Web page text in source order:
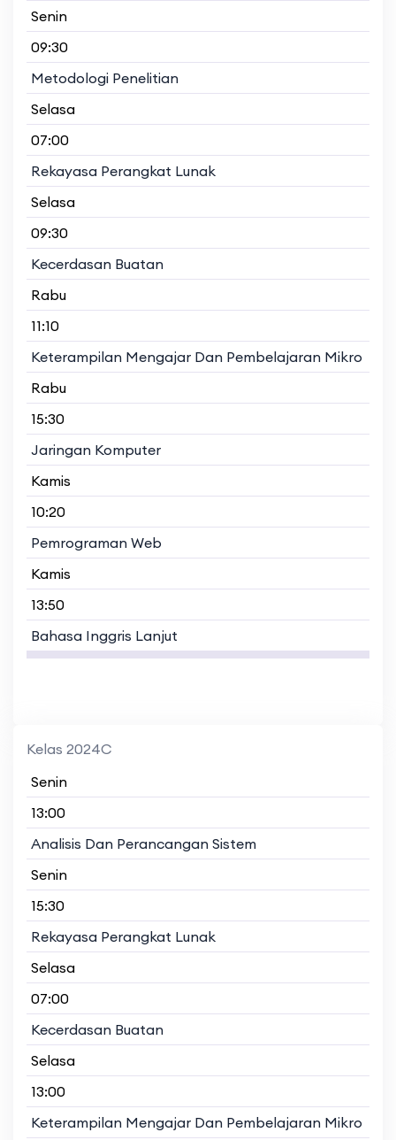
Senin
09:30
Metodologi Penelitian
Selasa
07:00
Rekayasa Perangkat Lunak
Selasa
09:30
Kecerdasan Buatan
Rabu
11:10
Keterampilan Mengajar Dan Pembelajaran Mikro
Rabu
15:30
Jaringan Komputer
Kamis
10:20
Pemrograman Web
Kamis
13:50
Bahasa Inggris Lanjut
Kelas 2024C
Senin
13:00
Analisis Dan Perancangan Sistem
Senin
15:30
Rekayasa Perangkat Lunak
Selasa
07:00
Kecerdasan Buatan
Selasa
13:00
Keterampilan Mengajar Dan Pembelajaran Mikro